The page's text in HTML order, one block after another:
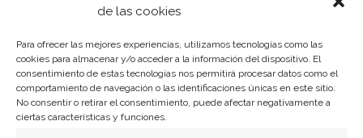
de las cookies
Para ofrecer las mejores experiencias, utilizamos tecnologías como las
cookies para almacenar y/o acceder a la información del dispositivo. El
consentimiento de estas tecnologías nos permitirá procesar datos como el
comportamiento de navegación o las identificaciones únicas en este sitio.
No consentir o retirar el consentimiento, puede afectar negativamente a
ciertas características y funciones.
Política de privacidad
Formas de pago
Plazos y condiciones de envio
Politica de devoluciones